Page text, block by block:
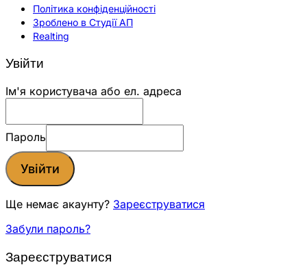
Політика конфіденційності
Зроблено в Студії АП
Realting
Увійти
Ім'я користувача або ел. адреса
Пароль
Увійти
Ще немає акаунту? Зареєструватися
Забули пароль?
Зареєструватися